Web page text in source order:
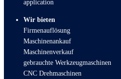
application
Wir bieten
Firmenauflösung
Maschinenankauf
Maschinenverkauf
gebrauchte Werkzeugmaschinen
CNC Drehmaschinen